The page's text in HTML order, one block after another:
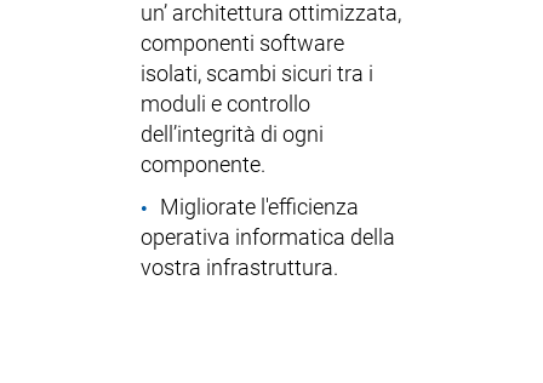
un’ architettura ottimizzata,
componenti software
isolati, scambi sicuri tra i
moduli e controllo
dell’integrità di ogni
componente.
Migliorate l'efficienza
operativa informatica della
vostra infrastruttura.